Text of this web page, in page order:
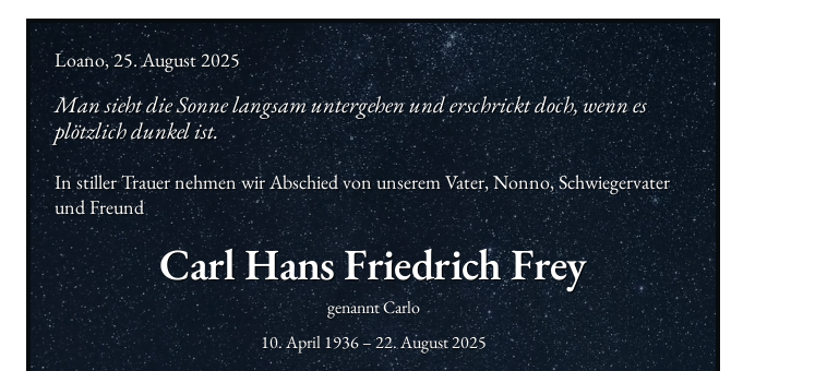
Loano, 25. August 2025
Man sieht die Sonne langsam untergehen und erschrickt doch, wenn es
plötzlich dunkel ist.
In stiller Trauer nehmen wir Abschied von unserem Vater, Nonno, Schwiegervater
und Freund
Carl Hans FriedrichFrey
genannt Carlo
10. April 1936–22. August 2025